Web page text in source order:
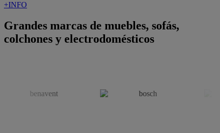
+INFO
Grandes marcas de muebles, sofás,
colchones y electrodomésticos